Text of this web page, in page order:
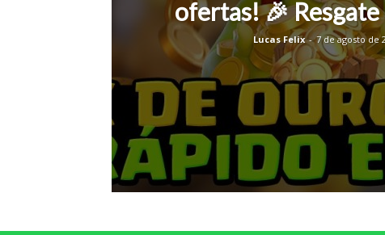
ofertas! 🎉
Lucas Felix - 7 de agosto de